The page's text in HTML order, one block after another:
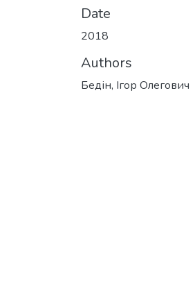
Date
2018
Authors
Бедін, Ігор Олегович